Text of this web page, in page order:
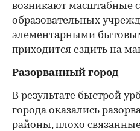
возникают масштабные
образовательных
элементарными
приходится ездить на
Разорванный город
В результате быстрой
города оказались
районы, плохо